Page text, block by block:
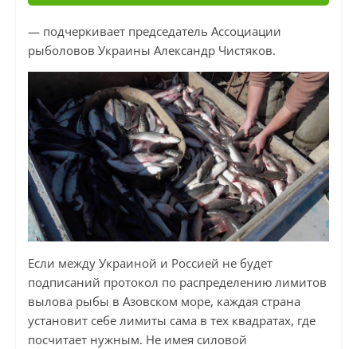
— подчеркивает председатель Ассоциации
рыболовов Украины Александр Чистяков.
Если между Украиной и Россией не будет
подписаний протокол по распределению лимитов
вылова рыбы в Азовском море, каждая страна
установит себе лимиты сама в тех квадратах, где
посчитает нужным. Не имея силовой